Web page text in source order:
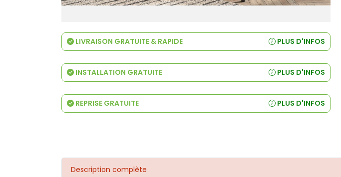
LIVRAISON GRATUITE & RAPIDE PLUS D'INFOS
INSTALLATION GRATUITE PLUS D'INFOS
REPRISE GRATUITE PLUS D'INFOS
Description complète